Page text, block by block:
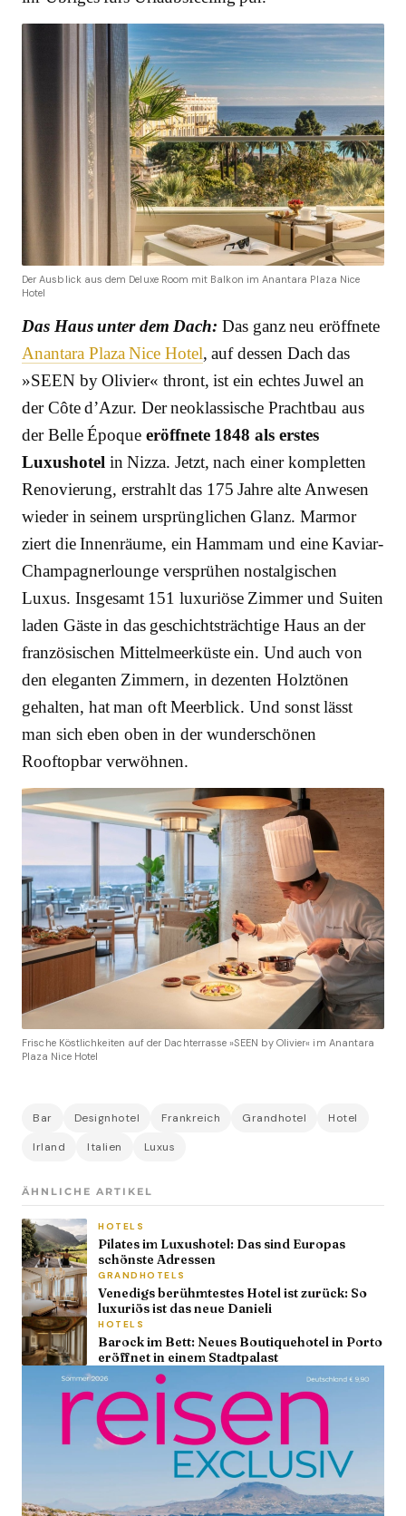
Der Ausblick aus dem Deluxe Room mit Balkon im Anantara Plaza Nice
Hotel
Das Haus unter dem Dach: Das ganz neu eröffnete
Anantara Plaza Nice Hotel, auf dessen Dach das
»SEEN by Olivier« thront, ist ein echtes Juwel an
der Côte d’Azur. Der neoklassische Prachtbau aus
der Belle Époque eröffnete 1848 als erstes
Luxushotel in Nizza. Jetzt, nach einer kompletten
Renovierung, erstrahlt das 175 Jahre alte Anwesen
wieder in seinem ursprünglichen Glanz. Marmor
ziert die Innenräume, ein Hammam und eine Kaviar-
Champagnerlounge versprühen nostalgischen
Luxus. Insgesamt 151 luxuriöse Zimmer und Suiten
laden Gäste in das geschichtsträchtige Haus an der
französischen Mittelmeerküste ein. Und auch von
den eleganten Zimmern, in dezenten Holztönen
gehalten, hat man oft Meerblick. Und sonst lässt
man sich eben oben in der wunderschönen
Rooftopbar verwöhnen.
Frische Köstlichkeiten auf der Dachterrasse »SEEN by Olivier« im Anantara
Plaza Nice Hotel
Bar Designhotel Frankreich Grandhotel
Hotel
Irland
Italien Luxus
ÄHNLICHE ARTIKEL
HOTELS
Pilates im Luxushotel: Das sind Europas
schönste Adressen
GRANDHOTELS
Venedigs berühmtestes Hotel ist zurück: So
luxuriös ist das neue Danieli
HOTELS
Barock im Bett: Neues Boutiquehotel in Porto
eröffnet in einem Stadtpalast